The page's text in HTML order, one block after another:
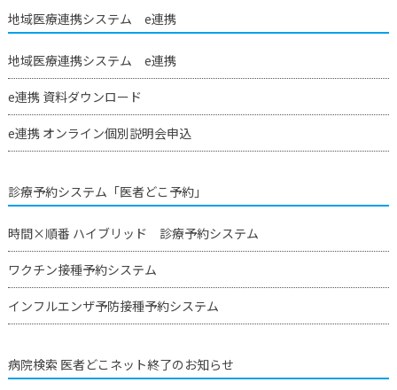
地域医療連携システム e連携
地域医療連携システム e連携
e連携 資料ダウンロード
e連携 オンライン個別説明会申込
診療予約システム「医者どこ予約」
時間×順番 ハイブリッド 診療予約システム
ワクチン接種予約システム
インフルエンザ予防接種予約システム
病院検索 医者どこネット終了のお知らせ